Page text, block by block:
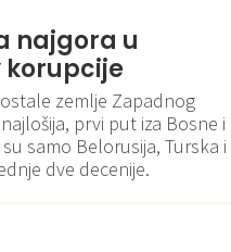
najgora u
zemlje Zapadnog
prvi put iza Bosne i
samo Belorusija, Turska i
dve decenije.